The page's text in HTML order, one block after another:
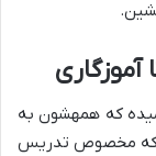
میده که همهشون به
که مخصوص تدریس